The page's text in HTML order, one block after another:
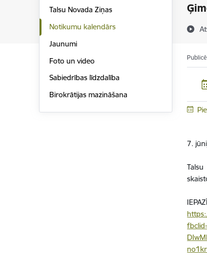
Talsu Novada Ziņas
Notikumu kalendārs
Jaunumi
Foto un video
Sabiedrības līdzdalība
Birokrātijas mazināšana
7.